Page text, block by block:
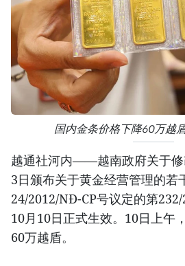
国内金条价格下降60万越
越通社河内——越南政府关于修
3日颁布关于黄金经营管理的若
24/2012/NĐ-CP号议定的第
10月10日正式生效。10日上午
60万越盾。